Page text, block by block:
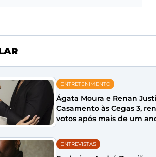
ENTRETENIMENTO
Ágata Moura e Renan
Casamento às Cegas 3,
votos após mais de um
ENTREVISTAS